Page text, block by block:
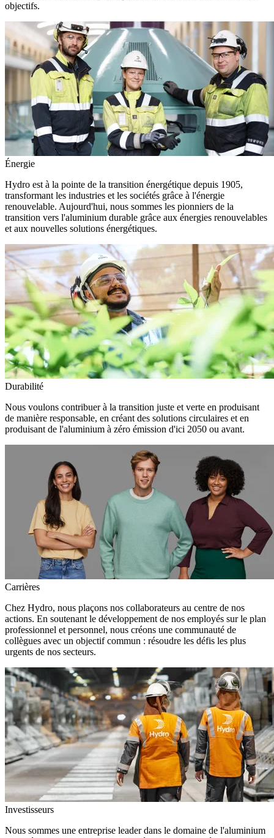
objectifs.
Énergie
Hydro est à la pointe de la transition énergétique depuis 1905,
transformant les industries et les sociétés grâce à l'énergie
renouvelable. Aujourd'hui, nous sommes les pionniers de la
transition vers l'aluminium durable grâce aux énergies renouvelables
et aux nouvelles solutions énergétiques.
Durabilité
Nous voulons contribuer à la transition juste et verte en produisant
de manière responsable, en créant des solutions circulaires et en
produisant de l'aluminium à zéro émission d'ici 2050 ou avant.
Carrières
Chez Hydro, nous plaçons nos collaborateurs au centre de nos
actions. En soutenant le développement de nos employés sur le plan
professionnel et personnel, nous créons une communauté de
collègues avec un objectif commun : résoudre les défis les plus
urgents de nos secteurs.
Investisseurs
Nous sommes une entreprise leader dans le domaine de l'aluminium